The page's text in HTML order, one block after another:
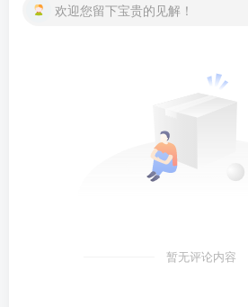
欢迎您留下宝贵的见解！
暂无评论内容